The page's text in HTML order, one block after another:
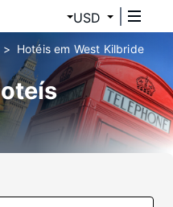
USD
Hotéis em West Kilbride